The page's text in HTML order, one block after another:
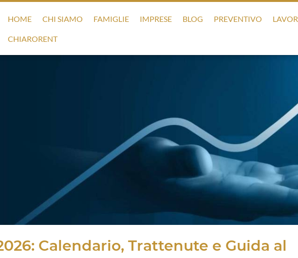
HOME CHI SIAMO FAMIGLIE IMPRESE BLOG PREVENTIVO
CHIARORENT
Calendario, Trattenute e Guida al